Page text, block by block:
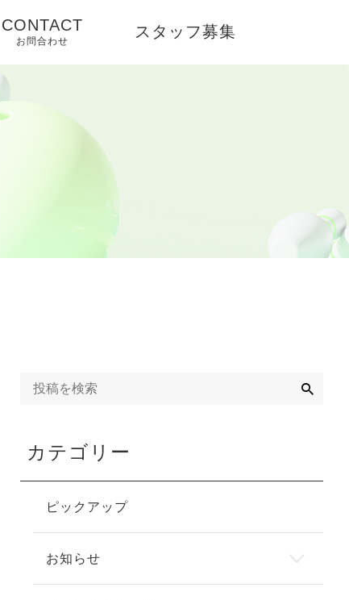
CONTACT
お問合わせ
スタッフ募集
カテゴリー
ピックアップ
お知らせ